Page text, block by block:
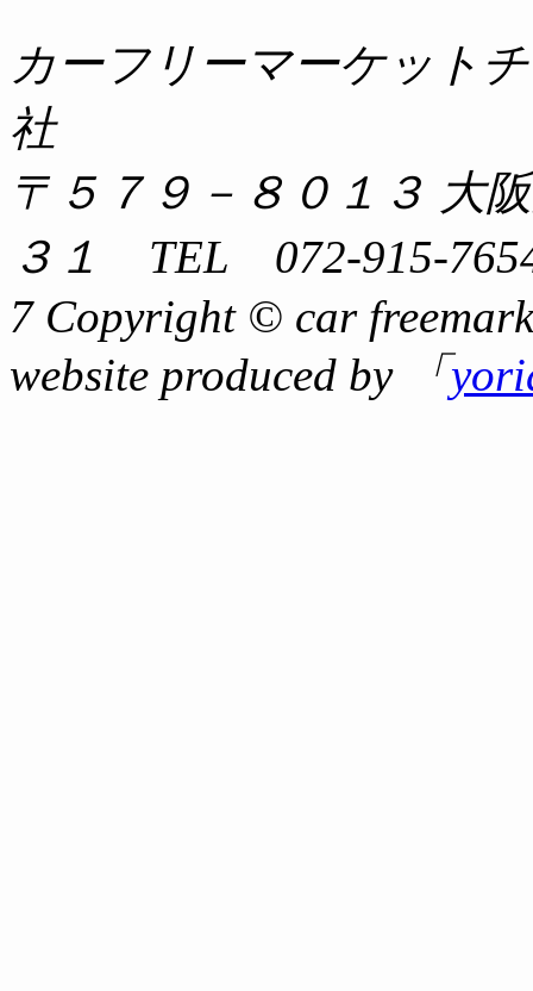
カーフリーマーケット
社
〒５７９－８０１３ 大
３１ TEL 072-915-
7 Copyright © car
website produced by 「